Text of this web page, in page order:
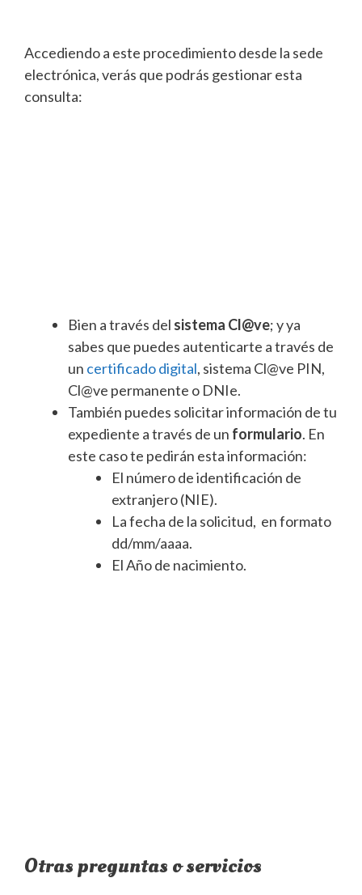
Accediendo a este procedimiento desde la sede
electrónica, verás que podrás gestionar esta
consulta:
Bien a través del sistema Cl@ve; y ya
sabes que puedes autenticarte a través de
un certificado digital, sistema Cl@ve PIN,
Cl@ve permanente o DNIe.
También puedes solicitar información de tu
expediente a través de un formulario. En
este caso te pedirán esta información:
El número de identificación de
extranjero (NIE).
La fecha de la solicitud, en formato
dd/mm/aaaa.
El Año de nacimiento.
Otras preguntas o servicios